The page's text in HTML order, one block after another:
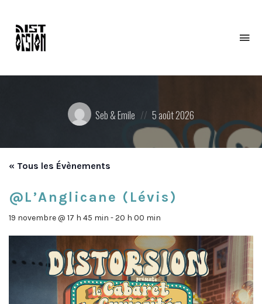
Posted
by:
Seb & Emile
on
5 août 2026
« Tous les Évènements
@L’Anglicane (Lévis)
19 novembre @ 17 h 45 min -20 h 00 min